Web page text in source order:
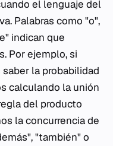
el lenguaje del
Palabras como "o",
indican que
Por ejemplo, si
la probabilidad
calculando la unión
del producto
la concurrencia de
"también" o